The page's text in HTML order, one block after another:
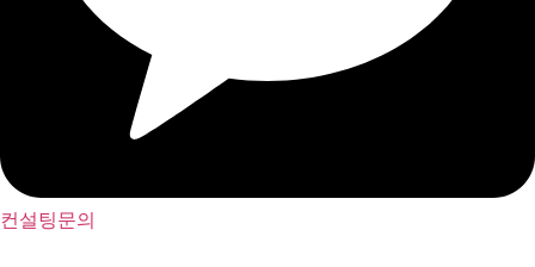
컨설팅문의